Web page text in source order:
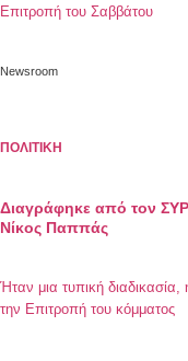
Επιτροπή του Σαββάτου
Newsroom
ΠΟΛΙΤΙΚΗ
Διαγράφηκε από τον
Νίκος Παππάς
Ήταν μια τυπική
την Επιτροπή του κόμματος